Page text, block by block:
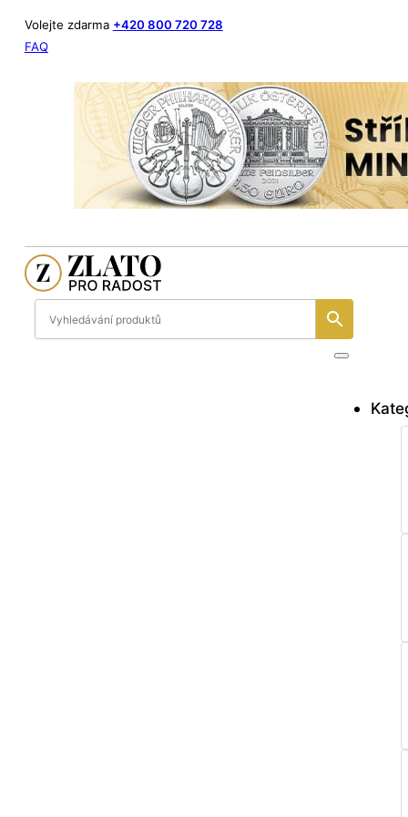
Volejte zdarma +420 800 720 728
FAQ